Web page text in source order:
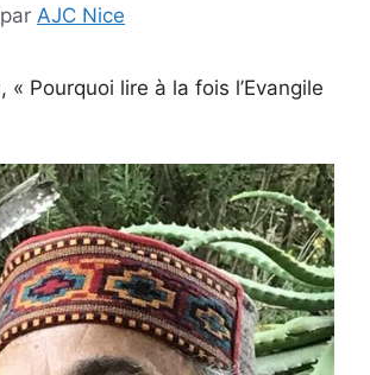
par AJC Nice
, « Pourquoi lire à la fois l’Evangile